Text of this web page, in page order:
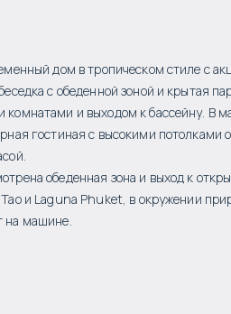
дом в тропическом стиле с
с обеденной зоной и крытая
и выходом к бассейну. В
гостиная с высокими потолками
обеденная зона и выход к
и Laguna Phuket, в окружении
на машине.